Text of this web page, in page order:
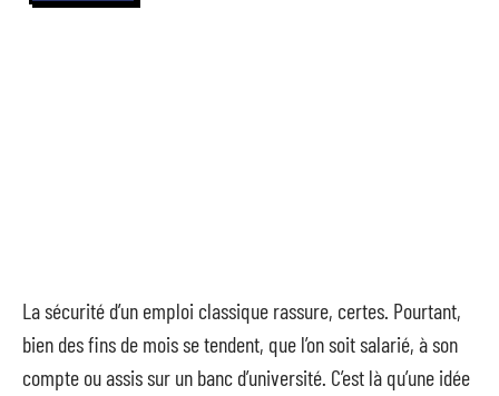
La sécurité d’un emploi classique rassure, certes. Pourtant,
bien des fins de mois se tendent, que l’on soit salarié, à son
compte ou assis sur un banc d’université. C’est là qu’une idée